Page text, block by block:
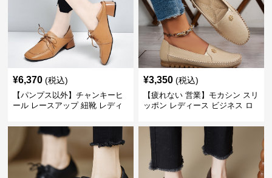
¥6,370 (税込)
【パンプス以外】チャンキーヒ
ール レースアップ 紐靴 レディ
ーツ スクエアトゥ 歩きやすい
¥3,350 (税込)
【疲れない 営業】モカシン スリ
ッポン レディース ビジネス ロ
ジュアル パンプス以外